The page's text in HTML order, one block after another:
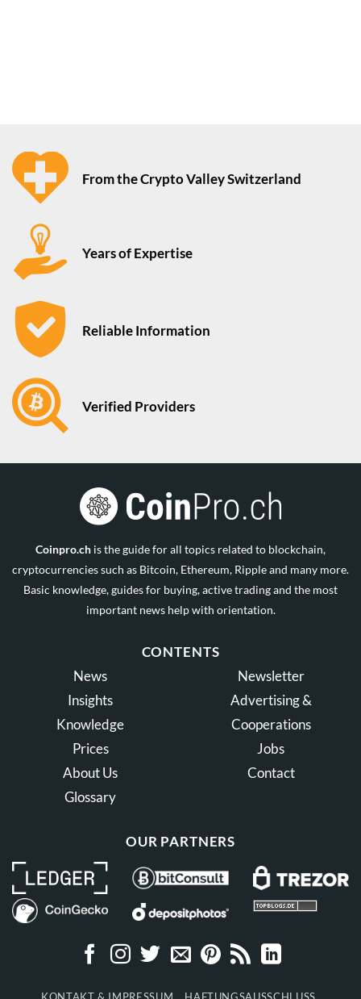
From the Crypto Valley Switzerland
Years of Expertise
Reliable Information
Verified Providers
Coinpro.ch is the guide for all topics related to blockchain,
cryptocurrencies such as Bitcoin, Ethereum, Ripple and many more.
Basic knowledge, guides for buying, active trading and the most
important news help with orientation.
CONTENTS
News
Insights
Knowledge
Prices
About Us
Glossary
Newsletter
Advertising &
Cooperations
Jobs
Contact
OUR PARTNERS